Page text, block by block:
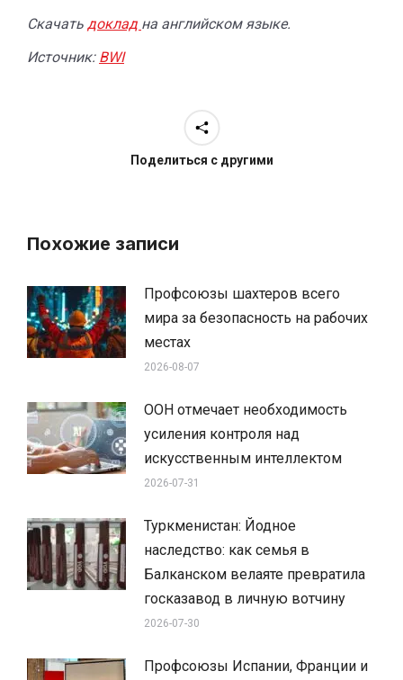
Скачать доклад на английском языке.
Источник: BWI
Поделиться с другими
Похожие записи
Профсоюзы шахтеров всего
мира за безопасность на рабочих
местах
2026-08-07
ООН отмечает необходимость
усиления контроля над
искусственным интеллектом
2026-07-31
Туркменистан: Йодное
наследство: как семья в
Балканском велаяте превратила
госказавод в личную вотчину
2026-07-30
Профсоюзы Испании, Франции и